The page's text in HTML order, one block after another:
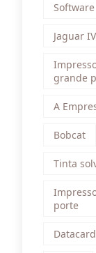
Software
Jaguar
grande
A
Bobcat
Tinta
porte